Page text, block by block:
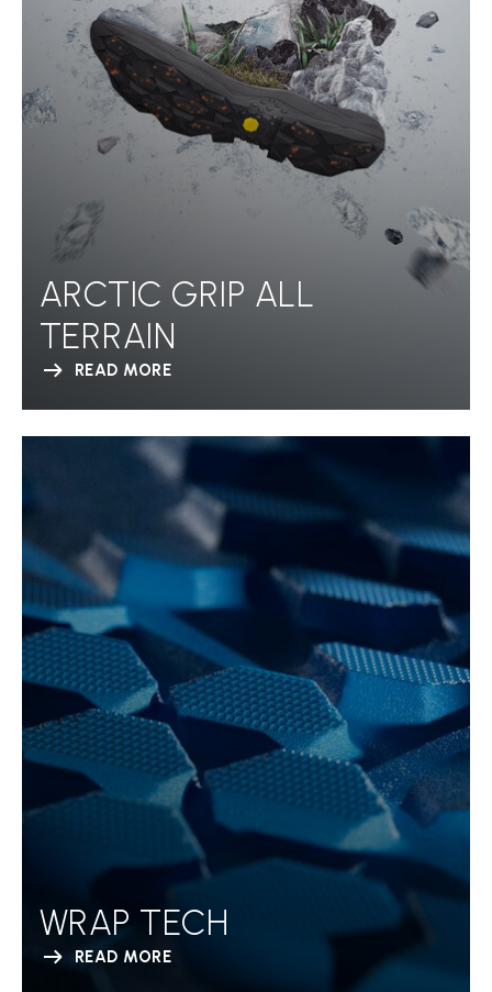
ARCTIC GRIP ALL
TERRAIN
READ MORE
WRAP TECH
READ MORE